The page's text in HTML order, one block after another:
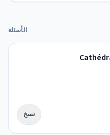
الأسئلة
نسخ